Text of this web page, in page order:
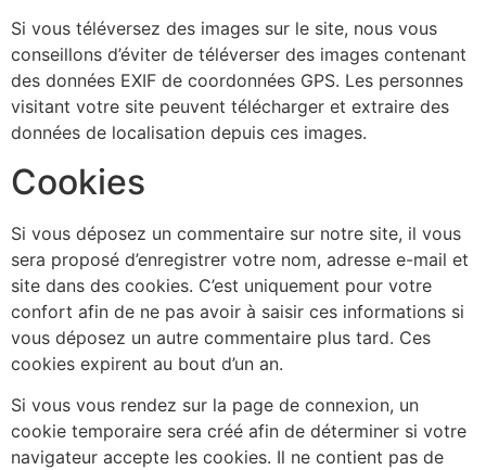
Si vous téléversez des images sur le site, nous vous
conseillons d’éviter de téléverser des images contenant
des données EXIF de coordonnées GPS. Les personnes
visitant votre site peuvent télécharger et extraire des
données de localisation depuis ces images.
Cookies
Si vous déposez un commentaire sur notre site, il vous
sera proposé d’enregistrer votre nom, adresse e-mail et
site dans des cookies. C’est uniquement pour votre
confort afin de ne pas avoir à saisir ces informations si
vous déposez un autre commentaire plus tard. Ces
cookies expirent au bout d’un an.
Si vous vous rendez sur la page de connexion, un
cookie temporaire sera créé afin de déterminer si votre
navigateur accepte les cookies. Il ne contient pas de